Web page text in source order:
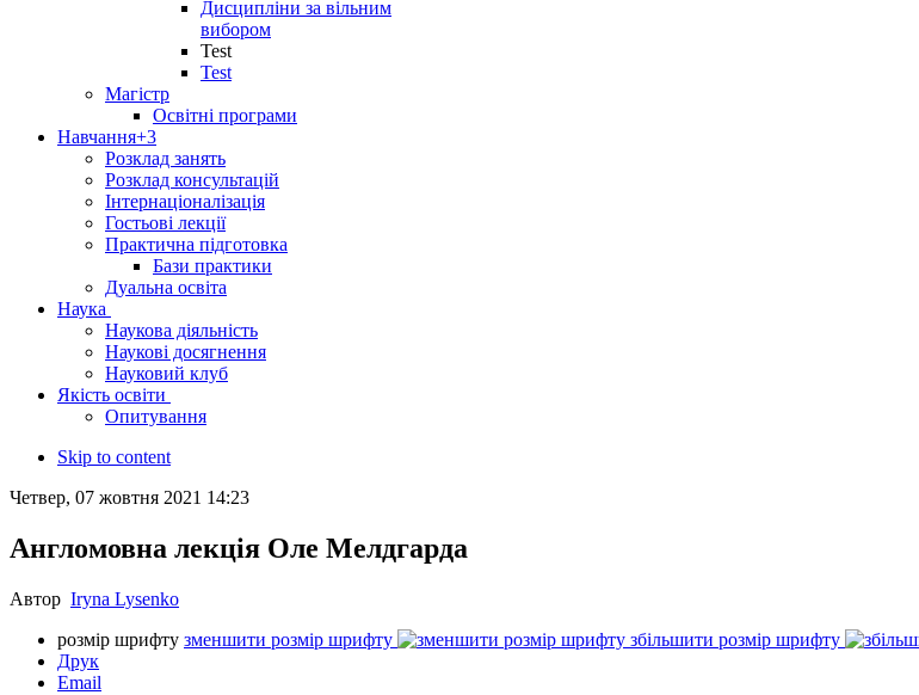
Дисципліни за вільним
вибором
Test
Test
Магістр
Освітні програми
Навчання+3
Розклад занять
Розклад консультацій
Інтернаціоналізація
Гостьові лекції
Практична підготовка
Бази практики
Дуальна освіта
Наука
Наукова діяльність
Наукові досягнення
Науковий клуб
Якість освіти
Опитування
Skip to content
Четвер, 07 жовтня 2021 14:23
Англомовна лекція Оле Мелдгарда
Автор Iryna Lysenko
розмір шрифту зменшити розмір шрифту
збільшити розмір шрифту
Друк
Email